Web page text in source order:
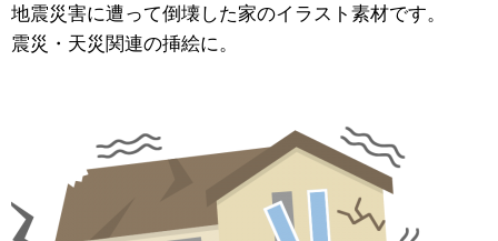
地震災害に遭って倒壊した家のイラスト素材です。
震災・天災関連の挿絵に。